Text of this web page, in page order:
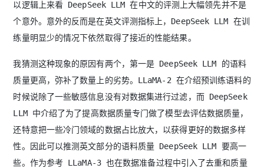
以逻辑上来看 DeepSeek LLM 在中文的评测上大幅领先并不是
个意外。意外的反而是在英文评测指标上，DeepSeek LLM 在训
练量明显少的情况下依然取得了接近的性能结果。
我猜测这种现象的原因有两个，第一是 DeepSeek LLM 的语料
质量更高，弥补了数量上的劣势。LLaMA-2 在介绍预训练语料的
时候说除了一些敏感信息没有对数据集进行过滤，而 DeepSeek
LLM 中介绍了为了提高数据质量专门做了模型去评估数据质量，
还特意把一些冷门领域的数据占比放大，以获得更好的数据多样
性。因此可以推测英文部分的语料质量 DeepSeek LLM 要高一
些。作为参考 LLaMA-3 也在数据准备过程中引入了去重和质量